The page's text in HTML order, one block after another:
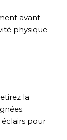
avant
physique
la
éclairs pour